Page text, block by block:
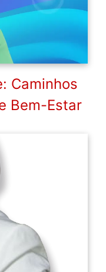
Caminhos
Bem-Estar